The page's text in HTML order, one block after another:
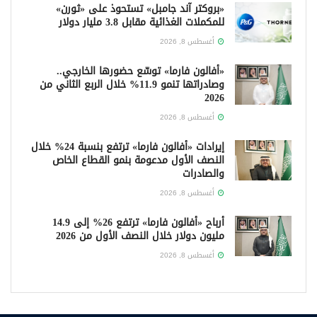
«بروكتر آند جامبل» تستحوذ على «ثورن»
للمكملات الغذائية مقابل 3.8 مليار دولار
أغسطس 8, 2026
«أفالون فارما» توسّع حضورها الخارجي..
وصادراتها تنمو 11.9% خلال الربع الثاني من
2026
أغسطس 8, 2026
إيرادات «أفالون فارما» ترتفع بنسبة 24% خلال
النصف الأول مدعومة بنمو القطاع الخاص
والصادرات
أغسطس 8, 2026
أرباح «أفالون فارما» ترتفع 26% إلى 14.9
مليون دولار خلال النصف الأول من 2026
أغسطس 8, 2026